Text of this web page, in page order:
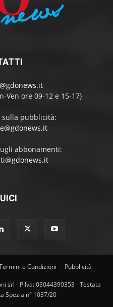
Ven ore 09-12 e 15-17)
sulla pubblicità:
abbonamenti:
e Condizioni Pubblicità
srl - P.Iva: 03044390353 - Testata
Spezia n° 1037/20